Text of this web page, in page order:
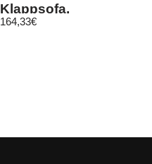
Klappsofa,
Schlaffunktion 195cm
164,33€